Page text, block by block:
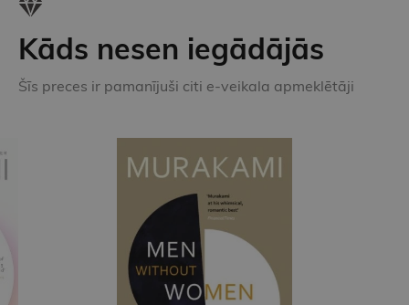
Kāds nesen iegādājās
Šīs preces ir pamanījuši citi e-veikala apmeklētāji